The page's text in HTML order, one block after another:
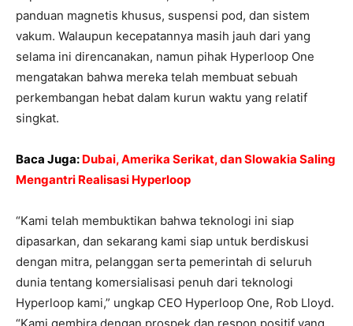
panduan magnetis khusus, suspensi pod, dan sistem
vakum. Walaupun kecepatannya masih jauh dari yang
selama ini direncanakan, namun pihak Hyperloop One
mengatakan bahwa mereka telah membuat sebuah
perkembangan hebat dalam kurun waktu yang relatif
singkat.
Baca Juga: Dubai, Amerika Serikat, dan Slowakia Saling
Mengantri Realisasi Hyperloop
“Kami telah membuktikan bahwa teknologi ini siap
dipasarkan, dan sekarang kami siap untuk berdiskusi
dengan mitra, pelanggan serta pemerintah di seluruh
dunia tentang komersialisasi penuh dari teknologi
Hyperloop kami,” ungkap CEO Hyperloop One, Rob Lloyd.